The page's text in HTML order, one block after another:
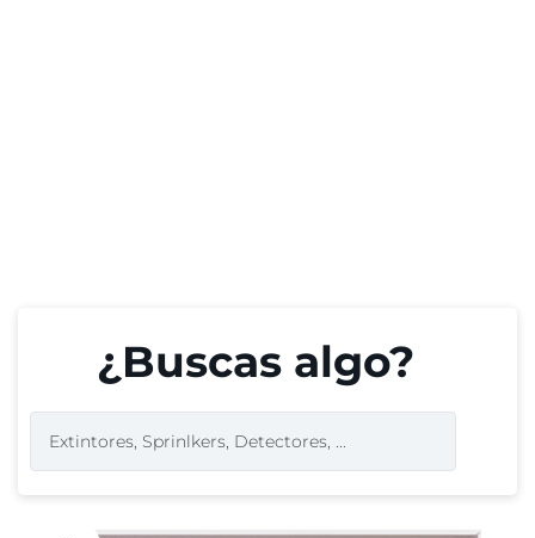
¿Buscas algo?